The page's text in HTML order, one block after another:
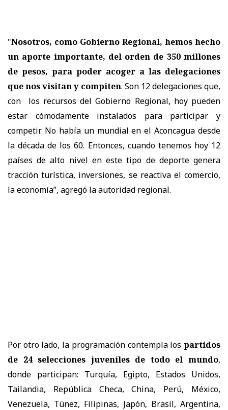
"Nosotros, como Gobierno Regional, hemos hecho
un aporte importante, del orden de 350 millones
de pesos, para poder acoger a las delegaciones
que nos visitan y compiten. Son 12 delegaciones que,
con los recursos del Gobierno Regional, hoy pueden
estar cómodamente instalados para participar y
competir. No había un mundial en el Aconcagua desde
la década de los 60. Entonces, cuando tenemos hoy 12
países de alto nivel en este tipo de deporte genera
tracción turística, inversiones, se reactiva el comercio,
la economía”, agregó la autoridad regional.
Por otro lado, la programación contempla los partidos
de 24 selecciones juveniles de todo el mundo,
donde participan: Turquía, Egipto, Estados Unidos,
Tailandia, República Checa, China, Perú, México,
Venezuela, Túnez, Filipinas, Japón, Brasil, Argentina,